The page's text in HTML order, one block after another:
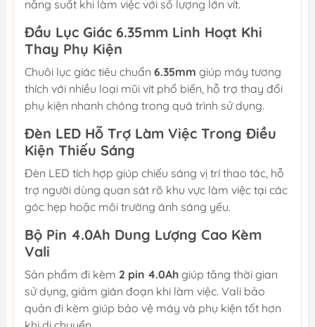
năng suất khi làm việc với số lượng lớn vít.
Đầu Lục Giác 6.35mm Linh Hoạt Khi
Thay Phụ Kiện
Chuôi lục giác tiêu chuẩn 6.35mm giúp máy tương
thích với nhiều loại mũi vít phổ biến, hỗ trợ thay đổi
phụ kiện nhanh chóng trong quá trình sử dụng.
Đèn LED Hỗ Trợ Làm Việc Trong Điều
Kiện Thiếu Sáng
Đèn LED tích hợp giúp chiếu sáng vị trí thao tác, hỗ
trợ người dùng quan sát rõ khu vực làm việc tại các
góc hẹp hoặc môi trường ánh sáng yếu.
Bộ Pin 4.0Ah Dung Lượng Cao Kèm
Vali
Sản phẩm đi kèm 2 pin 4.0Ah giúp tăng thời gian
sử dụng, giảm gián đoạn khi làm việc. Vali bảo
quản đi kèm giúp bảo vệ máy và phụ kiện tốt hơn